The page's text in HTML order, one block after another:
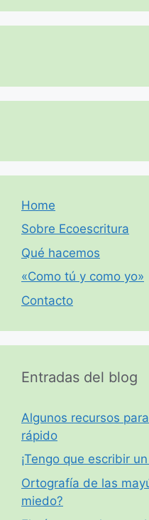
Home
Sobre Ecoescritura
Qué hacemos
«Como tú y como yo»
Contacto
Entradas del blog
Algunos recursos
rápido
¡Tengo que escribir
Ortografía de las
miedo?